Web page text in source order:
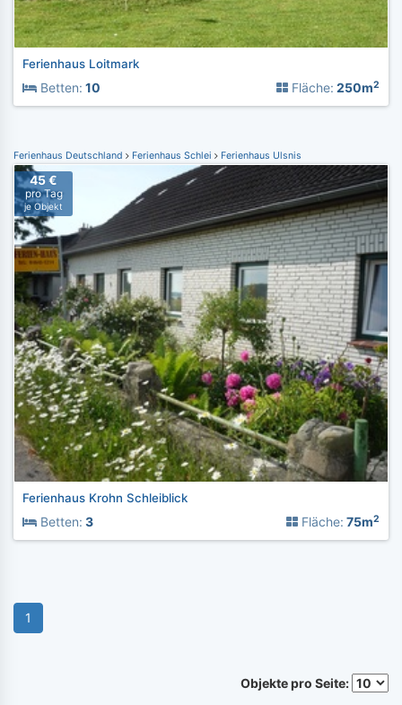
Ferienhaus Loitmark
Betten: 10 Fläche: 250m2
Ferienhaus Deutschland Ferienhaus Schlei Ferienhaus Ulsnis
45 €
pro Tag
je Objekt
Ferienhaus Krohn Schleiblick
Betten: 3 Fläche: 75m2
1
Objekte pro Seite: